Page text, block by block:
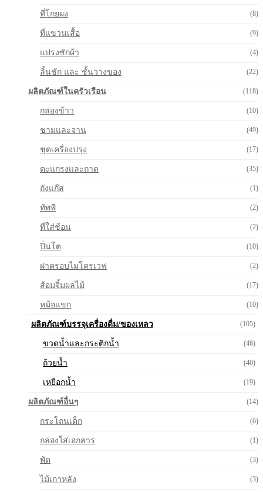
ที่โกยผง (8)
ที่แขวนเสื้อ (9)
แปรงซักผ้า (4)
ลิ้นชัก และ ชั้นวางของ (22)
ผลิตภัณฑ์ในครัวเรือน (118)
กล่องข้าว (10)
ชามและจาน (49)
ชุดเครื่องปรุง (17)
ตะแกรงและถาด (35)
ถังแก๊ส (1)
ทัพพี (2)
ที่ใส่ช้อน (2)
ปิ่นโต (10)
ฝาครอบไมโครเวฟ (2)
ส้อมจิ้มผลไม้ (17)
หม้อแขก (10)
ผลิตภัณฑ์บรรจุเครื่องดื่ม/ของเหลว (105)
ขวดน้ำและกระติกน้ำ (46)
ถ้วยน้ำ (40)
เหยือกน้ำ (19)
ผลิตภัณฑ์อื่นๆ (14)
กระโถนเด็ก (6)
กล่องใส่เอกสาร (1)
พัด (3)
ไม้เกาหลัง (3)